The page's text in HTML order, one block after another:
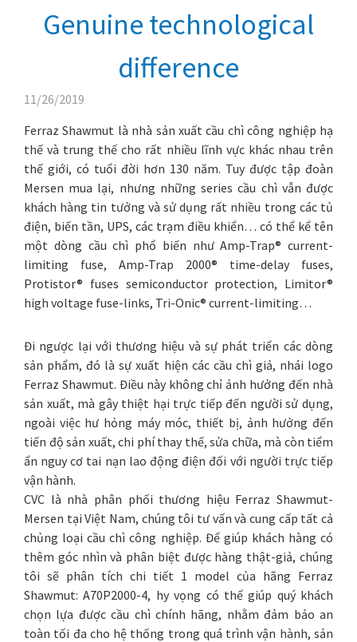
Genuine technological
difference
11/26/2019
Ferraz Shawmut là nhà sản xuất cầu chì công nghiệp hạ
thế và trung thế cho rất nhiều lĩnh vực khác nhau trên
thế giới, có tuổi đời hơn 130 năm. Tuy được tập đoàn
Mersen mua lại, nhưng những series cầu chì vẫn được
khách hàng tin tưởng và sử dụng rất nhiều trong các tủ
điện, biến tần, UPS, các trạm điều khiển… có thể kể tên
một dòng cầu chì phổ biến như Amp-Trap® current-
limiting fuse, Amp-Trap 2000® time-delay fuses,
Protistor® fuses semiconductor protection, Limitor®
high voltage fuse-links, Tri-Onic® current-limiting…
Đi ngược lại với thương hiệu và sự phát triển các dòng
sản phẩm, đó là sự xuất hiện các cầu chì giả, nhái logo
Ferraz Shawmut. Điều này không chỉ ảnh hưởng đến nhà
sản xuất, mà gây thiệt hại trực tiếp đến người sử dụng,
ngoài việc hư hỏng máy móc, thiết bị, ảnh hưởng đến
tiến độ sản xuất, chi phí thay thế, sửa chữa, mà còn tiểm
ẩn nguy cơ tai nạn lao động điện đối với người trực tiếp
vận hành.
CVC là nhà phân phối thương hiệu Ferraz Shawmut-
Mersen tại Việt Nam, chúng tôi tư vấn và cung cấp tất cả
chủng loại cầu chì công nghiệp. Để giúp khách hàng có
thêm góc nhìn và phân biệt được hàng thật-giả, chúng
tôi sẽ phân tích chi tiết 1 model của hãng Ferraz
Shawmut: A70P2000-4, hy vọng có thể giúp quý khách
chọn lựa được cầu chì chính hãng, nhằm đảm bảo an
toàn tối đa cho hệ thống trong quá trình vận hành, sản